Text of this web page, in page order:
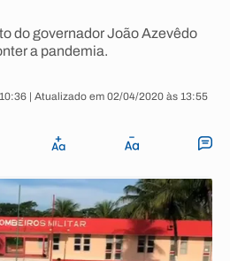
do governador João Azevêdo
a pandemia.
| Atualizado em 02/04/2020 às 13:55